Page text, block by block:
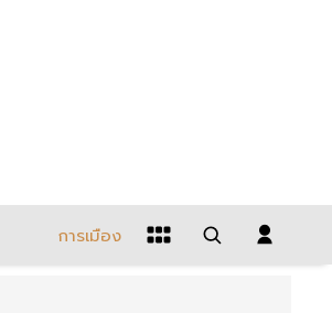
การเมือง